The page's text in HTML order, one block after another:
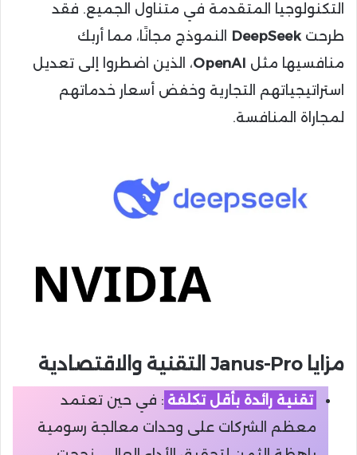
التكنولوجيا المتقدمة في متناول الجميع. فقد
طرحتDeepSeek النموذج مجانًا، مما أربك
منافسيها مثل OpenAI، الذين اضطروا إلى تعديل
استراتيجياتهم التجارية وخفض أسعار خدماتهم
لمجاراة المنافسة.
مزايا Janus-Pro التقنية والاقتصادية
تقنية رائدة بأقل تكلفة : في حين تعتمد
معظم الشركات على وحدات معالجة رسومية